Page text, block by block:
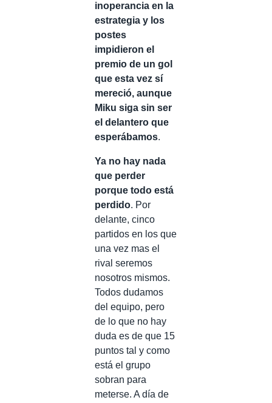
inoperancia en la
estrategia y los
postes
impidieron el
premio de un gol
que esta vez sí
mereció, aunque
Miku siga sin ser
el delantero que
esperábamos.
Ya no hay nada
que perder
porque todo está
perdido. Por
delante, cinco
partidos en los que
una vez mas el
rival seremos
nosotros mismos.
Todos dudamos
del equipo, pero
de lo que no hay
duda es de que 15
puntos tal y como
está el grupo
sobran para
meterse. A día de